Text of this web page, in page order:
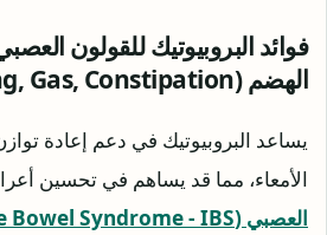
فوائد البروبيوتيك للقولون
الهضم (IBS, Bloating, Gas, Constipation)
يساعد البروبيوتيك في دعم إعادة توازن
الأمعاء، مما قد يساهم في تحسين
العصبي (Irritable Bowel Syndrome - IBS)